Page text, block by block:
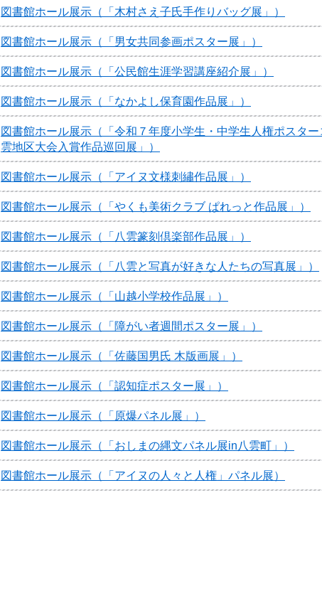
図書館ホール展示（「木村さえ子氏手作りバッグ展」）
図書館ホール展示（「男女共同参画ポスター展」）
図書館ホール展示（「公民館生涯学習講座紹介展」）
図書館ホール展示（「なかよし保育園作品展」）
図書館ホール展示（「令和７年度小学生・中学生人権ポスター
雲地区大会入賞作品巡回展」）
図書館ホール展示（「アイヌ文様刺繡作品展」）
図書館ホール展示（「やくも美術クラブ ぱれっと作品展」）
図書館ホール展示（「八雲篆刻倶楽部作品展」）
図書館ホール展示（「八雲と写真が好きな人たちの写真展」）
図書館ホール展示（「山越小学校作品展」）
図書館ホール展示（「障がい者週間ポスター展」）
図書館ホール展示（「佐藤国男氏 木版画展」）
図書館ホール展示（「認知症ポスター展」）
図書館ホール展示（「原爆パネル展」）
図書館ホール展示（「おしまの縄文パネル展in八雲町」）
図書館ホール展示（「アイヌの人々と人権」パネル展）